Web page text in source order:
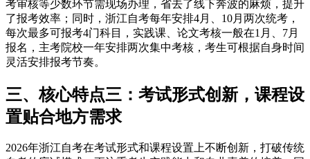
考审核等少数环节需现场办理，省去了线下奔波的麻烦，提升
了报考效率；同时，浙江自考每年安排4月、10月两次统考，
每次最多可报考4门科目，实践课、论文考核一般在1月、7月
报名，主考院校一年安排两次集中考核，考生可根据自身时间
灵活安排报考节奏。
三、核心特点三：考试形式创新，课程设
置贴合地方需求
2026年浙江自考在考试形式和课程设置上不断创新，打破传统